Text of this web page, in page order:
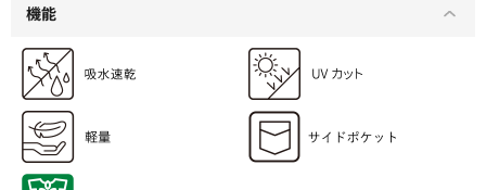
機能